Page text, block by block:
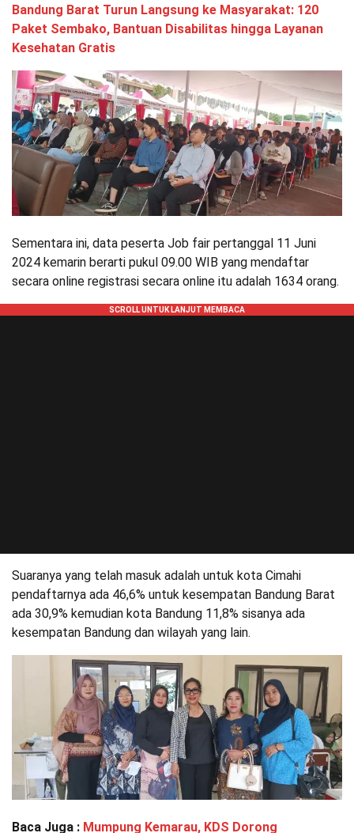
Bandung Barat Turun Langsung ke Masyarakat: 120
Paket Sembako, Bantuan Disabilitas hingga Layanan
Kesehatan Gratis
Sementara ini, data peserta Job fair pertanggal 11 Juni
2024 kemarin berarti pukul 09.00 WIB yang mendaftar
secara online registrasi secara online itu adalah 1634 orang.
Suaranya yang telah masuk adalah untuk kota Cimahi
pendaftarnya ada 46,6% untuk kesempatan Bandung Barat
ada 30,9% kemudian kota Bandung 11,8% sisanya ada
kesempatan Bandung dan wilayah yang lain.
Baca Juga : Mumpung Kemarau, KDS Dorong